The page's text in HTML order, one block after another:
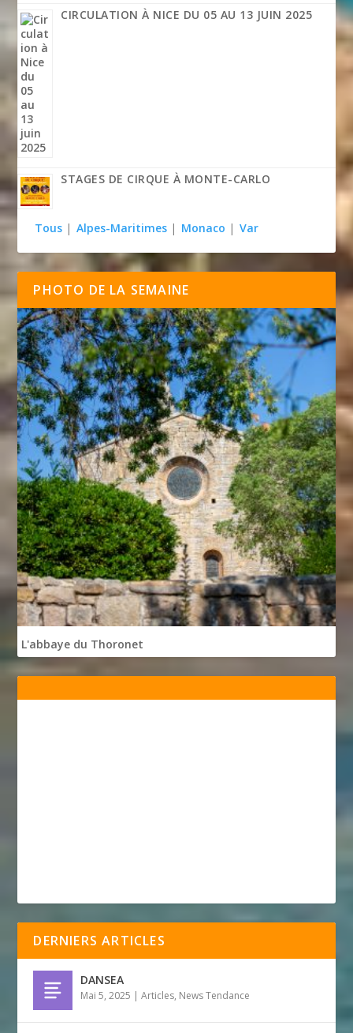
CIRCULATION À NICE DU 05 AU 13 JUIN 2025
STAGES DE CIRQUE À MONTE-CARLO
Tous | Alpes-Maritimes | Monaco | Var
PHOTO DE LA SEMAINE
L'abbaye du Thoronet
DERNIERS ARTICLES
DANSEA
Mai 5, 2025 |Articles, News Tendance